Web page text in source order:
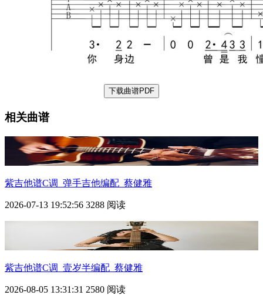
下载曲谱PDF
相关曲谱
紫吉他谱C调_弹手吉他编配_蔡健雅
2026-07-13 19:52:56 3288 阅读
紫吉他谱C调_壹岁半编配_蔡健雅
2026-08-05 13:31:31 2580 阅读